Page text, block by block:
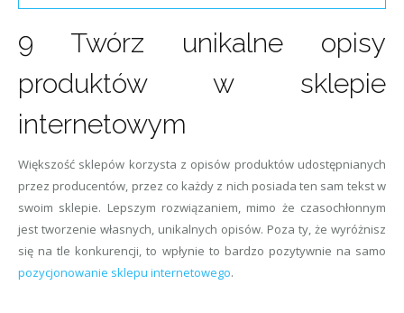
9 Twórz unikalne opisy
produktów w sklepie
internetowym
Większość sklepów korzysta z opisów produktów udostępnianych
przez producentów, przez co każdy z nich posiada ten sam tekst w
swoim sklepie. Lepszym rozwiązaniem, mimo że czasochłonnym
jest tworzenie własnych, unikalnych opisów. Poza ty, że wyróżnisz
się na tle konkurencji, to wpłynie to bardzo pozytywnie na samo
pozycjonowanie sklepu internetowego.